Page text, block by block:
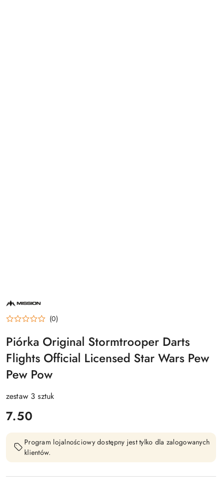
NAZWA
PRODUCENTA:
MISSION (0)
Piórka Original Stormtrooper Darts
Flights Official Licensed Star Wars Pew
Pew Pow
zestaw 3 sztuk
cena:
7.50
Program lojalnościowy dostępny jest tylko dla zalogowanych
klientów.